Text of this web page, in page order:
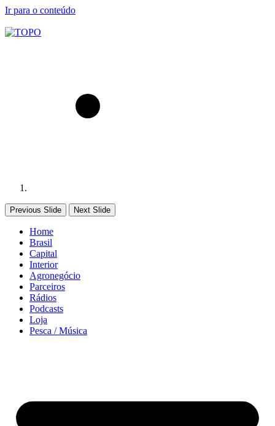
Ir para o conteúdo
Previous Slide Next Slide
Home
Brasil
Capital
Interior
Agronegócio
Parceiros
Rádios
Podcasts
Loja
Pesca / Música